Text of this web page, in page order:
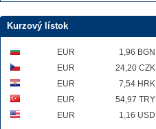
Kurzový lístok
EUR
1,96 BGN
EUR
24,20 CZK
EUR
7,54 HRK
EUR
54,97 TRY
EUR
1,16 USD